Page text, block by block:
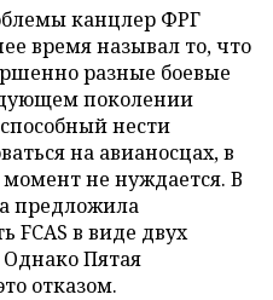
канцлер ФРГ
время называл то, что
разные боевые
поколении
нести
на авианосцах, в
не нуждается. В
предложила
FCAS в виде двух
Пятая
отказом.